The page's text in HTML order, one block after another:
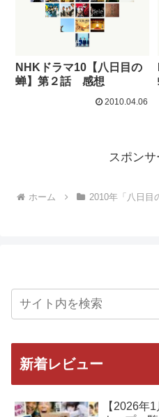
NHKドラマ10【八日目の
蝉】第２話 感想
2010.04.06
スポンサ
ホーム 2010年「八日目
新着レビュー
【2026年